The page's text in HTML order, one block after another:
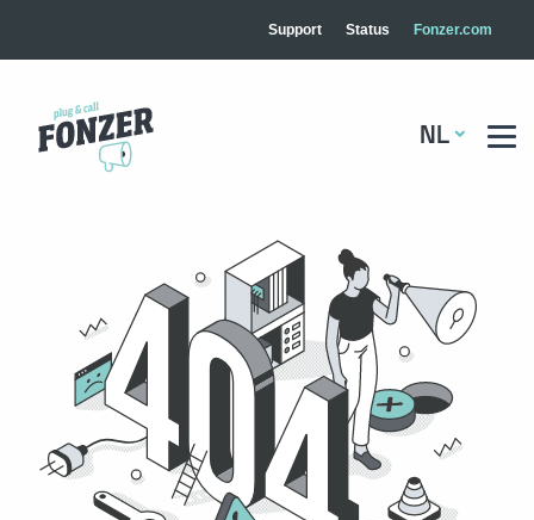
Support Status Fonzer.com
NL